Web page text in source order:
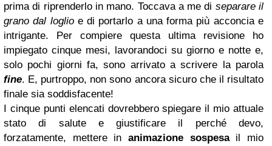
prima di riprenderlo in mano. Toccava a me di separare il
grano dal loglioe di portarlo a una forma più acconcia e
intrigante. Per compiere questa ultima revisione ho
impiegato cinque mesi, lavorandoci su giorno e notte e,
solo pochi giorni fa, sono arrivato a scrivere la parola
fine. E, purtroppo, non sono ancora sicuro che il risultato
finale sia soddisfacente!
I cinque punti elencati dovrebbero spiegare il mio attuale
stato di salute e giustificare il perché devo,
forzatamente, mettere in animazione sospesail mio